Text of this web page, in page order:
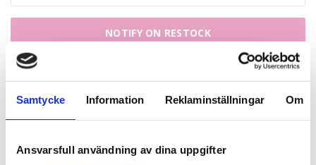
Samtycke Information Reklaminställningar Om
Ansvarsfull användning av dina uppgifter
NOTIFY ON RESTOCK